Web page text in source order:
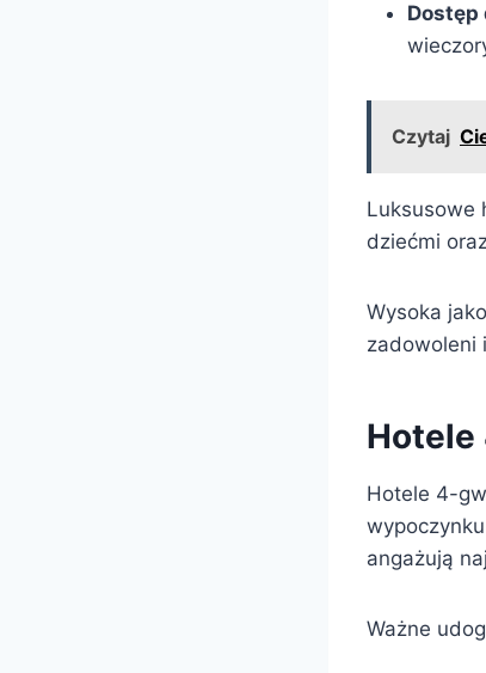
Dostęp
Czytaj
Luksusowe
dziećmi
Wysoka
zadowoleni
Hotele
Hotele 4-
angażują
Ważne